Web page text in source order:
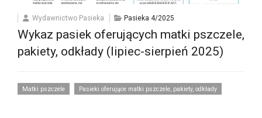
Wydawnictwo Pasieka Pasieka 4/2025
Wykaz pasiek oferujących matki pszczele,
pakiety, odkłady (lipiec-sierpień 2025)
Matki pszczele Pasieki oferujące matki pszczele, pakiety, odkłady